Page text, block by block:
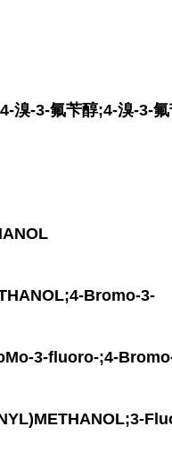
溴-3-氟苄醇;4-溴-3-
Bromo-3-
3-fluoro-;4-